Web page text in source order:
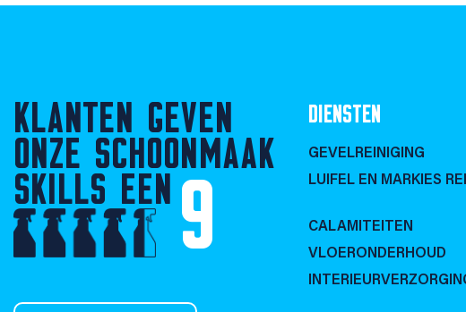
KLANTEN GEVEN
ONZE SCHOONMAAK
SKILLS EEN 9
DIENSTEN
GEVELREINIGING
LUIFEL EN MARKIES
CALAMITEITEN
VLOERONDERHOUD